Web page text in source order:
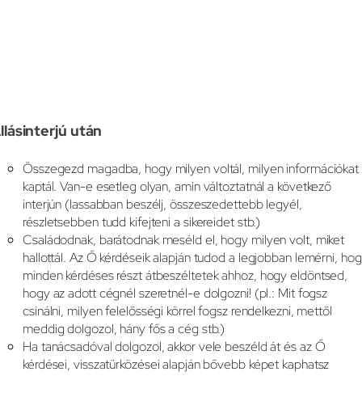
után
Összegezd magadba, hogy milyen voltál, milyen információkat
kaptál. Van-e esetleg olyan, amin változtatnál a következő
interjún (lassabban beszélj, összeszedettebb legyél,
részletsebben tudd kifejteni a sikereidet stb.)
Családodnak, barátodnak meséld el, hogy milyen volt, miket
hallottál. Az Ő kérdéseik alapján tudod a legjobban lemérni,
minden kérdéses részt átbeszéltetek ahhoz, hogy eldöntsed,
hogy az adott cégnél szeretnél-e dolgozni! (pl.: Mit fogsz
csinálni, milyen felelősségi körrel fogsz rendelkezni, mettől
meddig dolgozol, hány fős a cég stb.)
Ha tanácsadóval dolgozol, akkor vele beszéld át és az Ő
kérdései, visszatürközései alapján bővebb képet kaphatsz